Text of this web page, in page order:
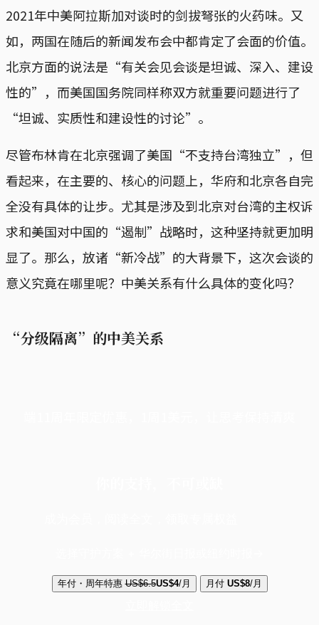
2021年中美阿拉斯加对谈时的剑拔弩张的火药味。又
如，两国在随后的新闻发布会中都肯定了会面的价值。
北京方面的说法是“有关会见会谈是坦诚、深入、建设
性的”，而美国国务院同样称双方就重要问题进行了
“坦诚、实质性和建设性的讨论”。
尽管布林肯在北京强调了美国“不支持台湾独立”，但
看起来，在主要的、核心的问题上，华府和北京各自完
全没有具体的让步。尤其是涉及到北京对台湾的主权诉
求和美国对中国的“遏制”战略时，这种坚持就更加明
显了。那么，放诸“新冷战”的大背景下，这次会谈的
意义究竟在哪里呢？中美关系有什么具体的变化吗？
“分级隔离”的中美关系
年付・周年特惠 US$6.5US$4/月 月付 US$8/月